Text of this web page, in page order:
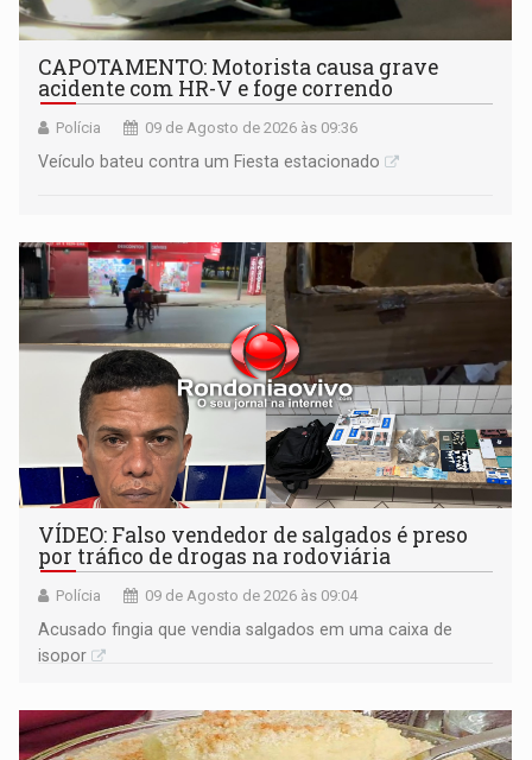
CAPOTAMENTO: Motorista causa grave
acidente com HR-V e foge correndo
Polícia 09 de Agosto de 2026 às 09:36
Veículo bateu contra um Fiesta estacionado
VÍDEO: Falso vendedor de salgados é preso
por tráfico de drogas na rodoviária
Polícia 09 de Agosto de 2026 às 09:04
Acusado fingia que vendia salgados em uma caixa de
isopor